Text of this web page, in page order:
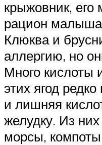
крыжовник, его
рацион
Клюква и
аллергию, но
Много кислоты
этих ягод
и лишняя
желудку. Из
морсы,